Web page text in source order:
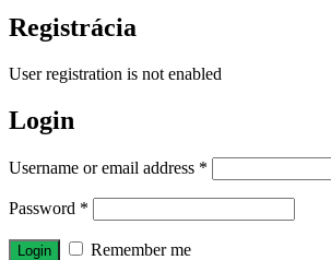
Registrácia
User registration is not enabled
Login
Username or email address *
Password *
Remember me